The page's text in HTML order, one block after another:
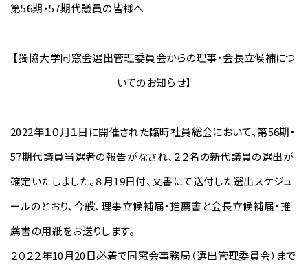
第56期・57期代議員の皆様へ
【獨協大学同窓会選出管理委員会からの理事・会長立候補につ
いてのお知らせ】
2022年１０月１日に開催された臨時社員総会において、第56期・
57期代議員当選者の報告がなされ、２２名の新代議員の選出が
確定いたしました。８月19日付、文書にて送付した選出スケジュ
ールのとおり、今般、理事立候補届・推薦書と会長立候補届・推
薦書の用紙をお送りします。
２０２２年10月20日必着で同窓会事務局（選出管理委員会）まで